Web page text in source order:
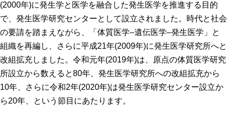
(2000年)に発生学と医学を融合した発生医学を推進する目的
で、発生医学研究センターとして設立されました。時代と社会
の要請を踏まえながら、「体質医学–遺伝医学–発生医学」と
組織を再編し、さらに平成21年(2009年)に発生医学研究所へと
改組拡充しました。令和元年(2019年)は、原点の体質医学研究
所設立から数えると80年、発生医学研究所への改組拡充から
10年、さらに令和2年(2020年)は発生医学研究センター設立か
ら20年、という節目にあたります。